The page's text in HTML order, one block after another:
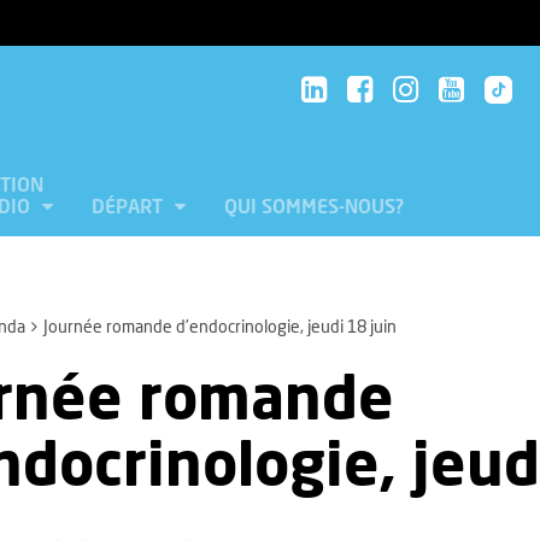
DÉPART QUI SOMMES-NOUS?
Journée romande d’endocrinologie, jeudi 18 juin
romande